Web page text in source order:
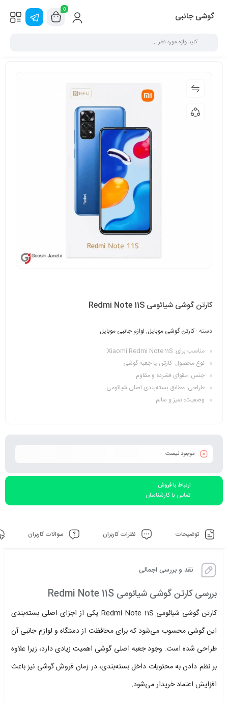
گوشی جانبی
0
کارتن گوشی شیائومی Redmi Note 11S
دسته :کارتن گوشی موبایل, لوازم جانبی موبایل
مناسب برای: Xiaomi Redmi Note 11S
نوع محصول: کارتن یا جعبه گوشی
جنس: مقوای فشرده و مقاوم
طراحی: مطابق بسته‌بندی اصلی شیائومی
وضعیت: تمیز و سالم
موجود نیست
ارتباط با فروش
تماس با کارشناسان
توضیحات نظرات کاربران سوالات کاربران
نقد و بررسی اجمالی
بررسی کارتن گوشی شیائومی Redmi Note 11S
کارتن گوشی شیائومی Redmi Note 11S یکی از اجزای اصلی بسته‌بندی
این گوشی محسوب می‌شود که برای محافظت از دستگاه و لوازم جانبی آن
طراحی شده است. وجود جعبه اصلی گوشی اهمیت زیادی دارد، زیرا علاوه
بر نظم دادن به محتویات داخل بسته‌بندی، در زمان فروش گوشی نیز باعث
افزایش اعتماد خریدار می‌شود.